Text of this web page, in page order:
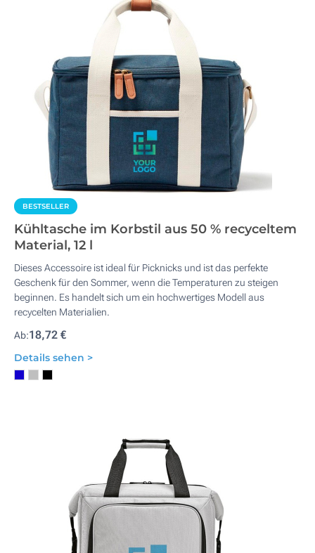
BESTSELLER
Kühltasche im Korbstil aus 50 % recyceltem
Material, 12 l
Dieses Accessoire ist ideal für Picknicks und ist das perfekte
Geschenk für den Sommer, wenn die Temperaturen zu steigen
beginnen. Es handelt sich um ein hochwertiges Modell aus
recycelten Materialien.
Ab:18,72 €
Details sehen >